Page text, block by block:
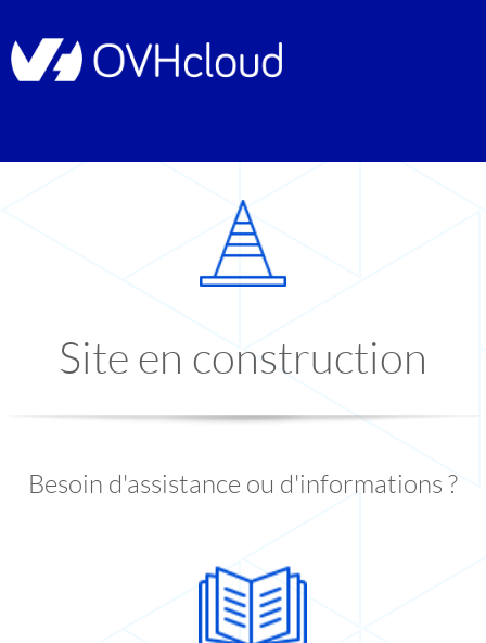
Site en construction
Besoin d'assistance ou d'informations ?